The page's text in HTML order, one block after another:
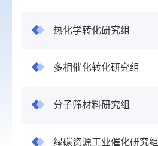
热化学转化研究组
多相催化转化研究组
分子筛材料研究组
绿碳资源工业催化研究组